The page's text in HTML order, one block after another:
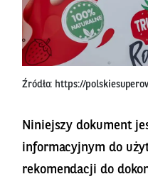
Źródło: https://
Niniejszy dokument
informacyjnym do
rekomendacji do